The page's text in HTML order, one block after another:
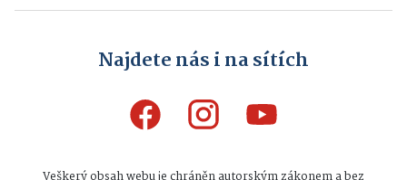
Najdete nás i na sítích